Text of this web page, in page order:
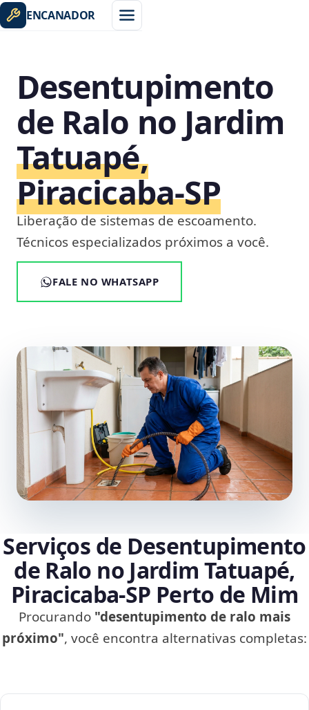
ENCANADOR
Desentupimento
de Ralo no Jardim
Tatuapé,
Piracicaba‑SP
Liberação de sistemas de escoamento.
Técnicos especializados próximos a você.
FALE NO WHATSAPP
Serviços de Desentupimento
de Ralo no Jardim Tatuapé,
Piracicaba‑SP Perto de Mim
Procurando "desentupimento de ralo mais
próximo", você encontra alternativas completas: